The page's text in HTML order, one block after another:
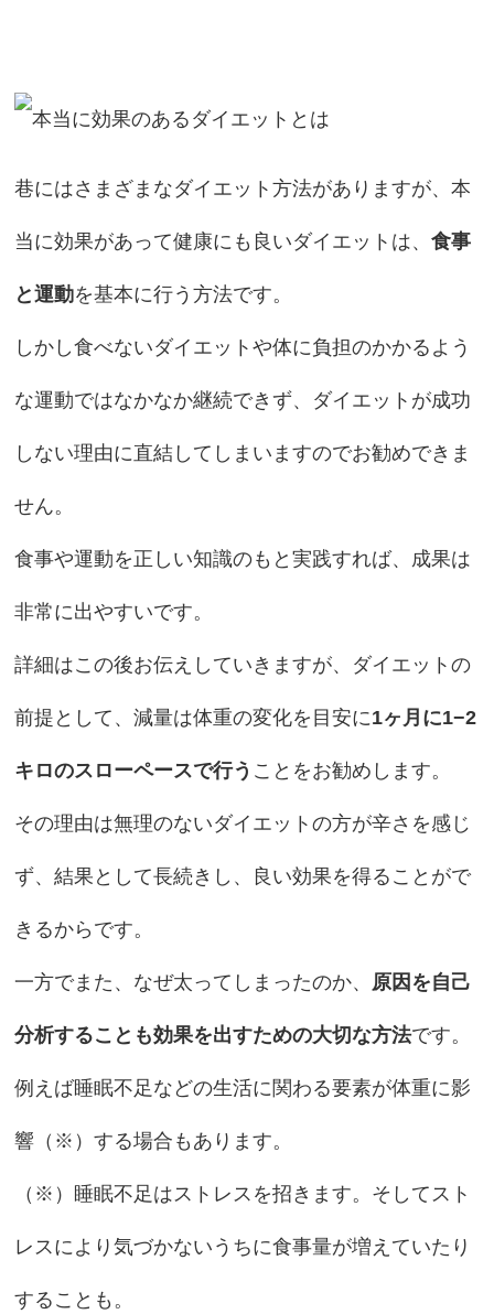
巷にはさまざまなダイエット方法がありますが、本
当に効果があって健康にも良いダイエットは、食事
と運動を基本に行う方法です。
しかし食べないダイエットや体に負担のかかるよう
な運動ではなかなか継続できず、ダイエットが成功
しない理由に直結してしまいますのでお勧めできま
せん。
食事や運動を正しい知識のもと実践すれば、成果は
非常に出やすいです。
詳細はこの後お伝えしていきますが、ダイエットの
前提として、減量は体重の変化を目安に1ヶ月に1−2
キロのスローペースで行う ことをお勧めします。
その理由は無理のないダイエットの方が辛さを感じ
ず、結果として長続きし、良い効果を得ることがで
きるからです。
一方でまた、なぜ太ってしまったのか、 原因を自己
分析することも効果を出すための大切な方法です。
例えば睡眠不足などの生活に関わる要素が体重に影
響（※）する場合もあります。
（※）睡眠不足はストレスを招きます。そしてスト
レスにより気づかないうちに食事量が増えていたり
することも。